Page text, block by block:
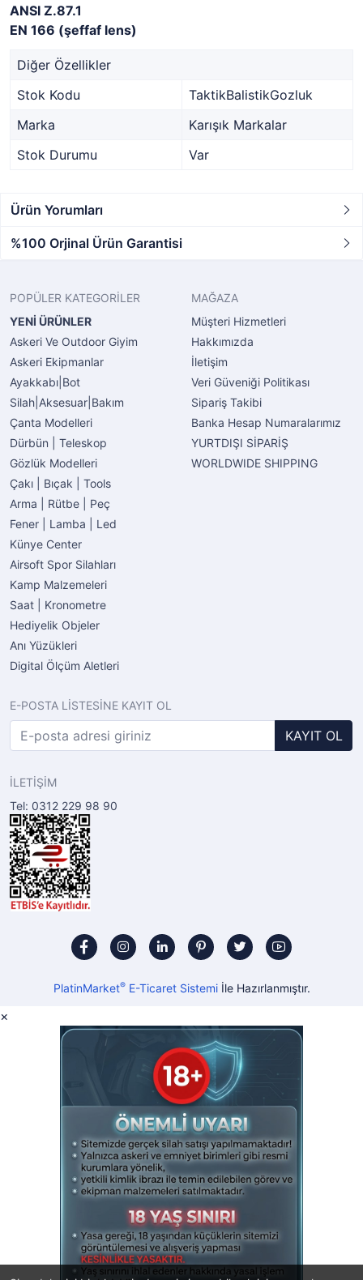
ANSI Z.87.1
EN 166 (şeffaf lens)
Diğer Özellikler
Stok Kodu
TaktikBalistikGozluk
Marka
Karışık Markalar
Stok Durumu
Var
Ürün Yorumları
%100 Orjinal Ürün Garantisi
POPÜLER KATEGORİLER
YENİ ÜRÜNLER
Askeri Ve Outdoor Giyim
Askeri Ekipmanlar
Ayakkabı|Bot
Silah|Aksesuar|Bakım
Çanta Modelleri
Dürbün | Teleskop
Gözlük Modelleri
Çakı | Bıçak | Tools
Arma | Rütbe | Peç
Fener | Lamba | Led
Künye Center
Airsoft Spor Silahları
Kamp Malzemeleri
Saat | Kronometre
Hediyelik Objeler
Anı Yüzükleri
Digital Ölçüm Aletleri
MAĞAZA
Müşteri Hizmetleri
Hakkımızda
İletişim
Veri Güveniği Politikası
Sipariş Takibi
Banka Hesap Numaralarımız
YURTDIŞI SİPARİŞ
WORLDWIDE SHIPPING
E-POSTA LİSTESİNE KAYIT OL
KAYIT OL
İLETİŞİM
Tel: 0312 229 98 90
PlatinMarket®E-Ticaret Sistemiİle Hazırlanmıştır.
×